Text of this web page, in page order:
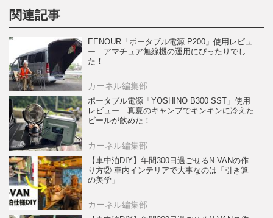
関連記事
EENOUR「ポータブル電源 P200」使用レビュ
ー アマチュア無線機の運用にぴったりでし
た！
カーネル編集部
ポータブル電源「YOSHINO B300 SST」使用
レビュー 真夏のキャンプでキンキンに冷えた
ビールが飲めた！
カーネル編集部
【車中泊DIY】年間300日過ごせるN-VANの作
り方② 車内インテリアで大事なのは「引き算
の美学」
カーネル編集部